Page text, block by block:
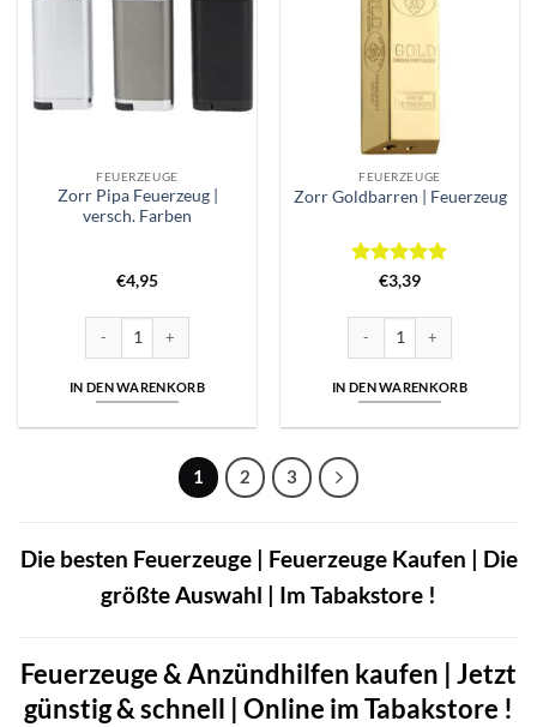
FEUERZEUGE
Zorr Pipa Feuerzeug |
versch. Farben
€4,95
Zorr Pipa Feuerzeug | versch. Farben Menge
IN DEN WARENKORB
FEUERZEUGE
Zorr Goldbarren | Feuerzeug
Bewertet
5
€3,39
Zorr Goldbarren | Feuerzeug
IN DEN WARENKORB
1 2 3
Die besten Feuerzeuge | Feuerzeuge Kaufen | Die
größte Auswahl | Im Tabakstore !
Feuerzeuge & Anzündhilfen kaufen | Jetzt
günstig & schnell | Online im Tabakstore !